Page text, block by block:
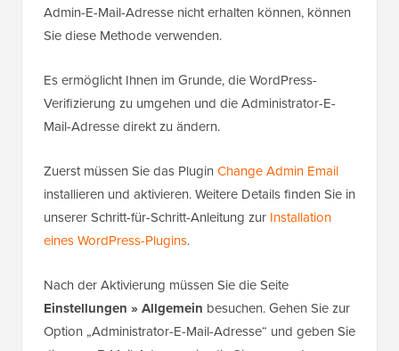
Admin-E-Mail-Adresse nicht erhalten können, können
Sie diese Methode verwenden.
Es ermöglicht Ihnen im Grunde, die WordPress-
Verifizierung zu umgehen und die Administrator-E-
Mail-Adresse direkt zu ändern.
Zuerst müssen Sie das Plugin Change Admin Email
installieren und aktivieren. Weitere Details finden Sie in
unserer Schritt-für-Schritt-Anleitung zur Installation
eines WordPress-Plugins.
Nach der Aktivierung müssen Sie die Seite
Einstellungen » Allgemein besuchen. Gehen Sie zur
Option „Administrator-E-Mail-Adresse“ und geben Sie